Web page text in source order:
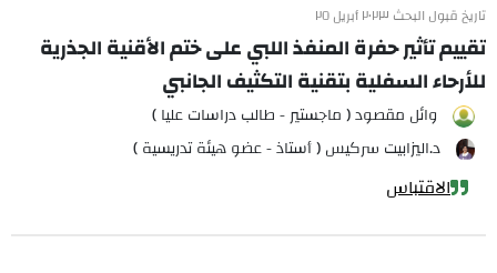
تاريخ قبول البحث ٢٠٢٣ أبريل ٢٥
تقييم تأثير حفرة المنفذ اللبي على ختم الأقنية الجذرية
للأرحاء السفلية بتقنية التكثيف الجانبي
وائل مقصود ( ماجستير - طالب دراسات عليا )
د.اليزابيت سركيس ( أستاذ - عضو هيئة تدريسية )
الاقتباس